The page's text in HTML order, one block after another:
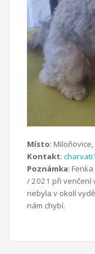
Místo:
Kontakt:
Poznámka:
/ 2021 při venčení
nebyla v okolí
nám chybí.